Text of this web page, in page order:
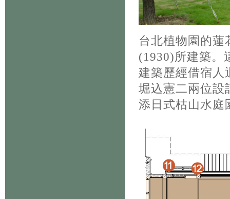
台北植物園的蓮
(1930)所建築。
建築歷經借宿人
堀込憲二兩位設
添日式枯山水庭